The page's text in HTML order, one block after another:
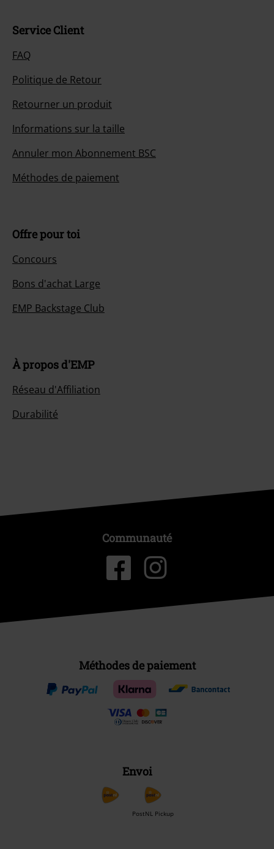
Service Client
FAQ
Politique de Retour
Retourner un produit
Informations sur la taille
Annuler mon Abonnement BSC
Méthodes de paiement
Offre pour toi
Concours
Bons d'achat Large
EMP Backstage Club
À propos d'EMP
Réseau d'Affiliation
Durabilité
Communauté
Méthodes de paiement
Envoi
PostNL Pickup